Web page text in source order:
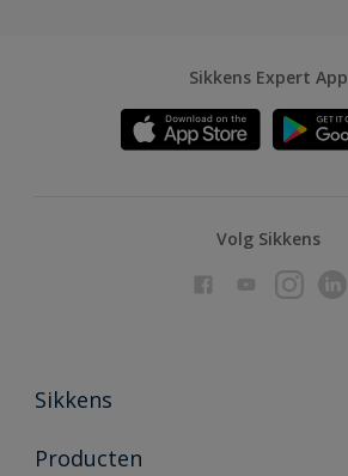
Sikkens Expert App
Volg Sikkens
Sikkens
Over Sikkens
Producten